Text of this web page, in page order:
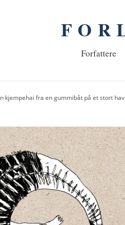
Hjem
Forfattere
kjempehai fra en gummibåt på et stort